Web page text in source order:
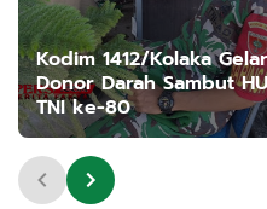
Kodim 1412/Kolaka Gelar
Donor Darah Sambut
TNI ke-80